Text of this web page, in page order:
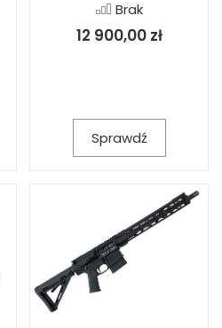
Brak
12 900,00 zł
Sprawdź